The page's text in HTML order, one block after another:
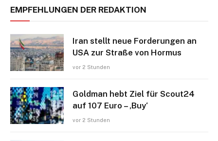
EMPFEHLUNGEN DER REDAKTION
Iran stellt neue Forderungen an
USA zur Straße von Hormus
vor 2 Stunden
Goldman hebt Ziel für Scout24
auf 107 Euro – ‚Buy‘
vor 2 Stunden